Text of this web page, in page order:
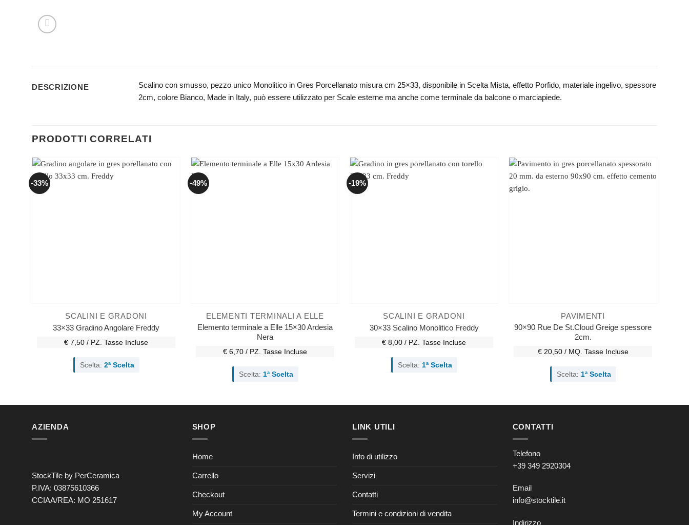
DESCRIZIONE
Scalino con smusso, pezzo unico Monolitico in Gres Porcellanato misura cm 25×33, disponibile in Scelta Mista, effetto Porfido, materiale ingelivo, spessore
2cm, colore Bianco, Made in Italy, può essere utilizzato per Scale esterne ma anche come terminale da balcone o marciapiede.
PRODOTTI CORRELATI
-33%
SCALINI E GRADONI
33×33 Gradino Angolare Freddy
€ 7,50 / PZ. Tasse Incluse
Scelta: 2ª Scelta
-49%
ELEMENTI TERMINALI A ELLE
Elemento terminale a Elle 15×30 Ardesia
Nera
€ 6,70 / PZ. Tasse Incluse
Scelta: 1ª Scelta
-19%
SCALINI E GRADONI
30×33 Scalino Monolitico Freddy
€ 8,00 / PZ. Tasse Incluse
Scelta: 1ª Scelta
PAVIMENTI
90×90 Rue De St.Cloud Greige spessore
2cm.
€ 20,50 / MQ. Tasse Incluse
Scelta: 1ª Scelta
AZIENDA
StockTile by PerCeramica
P.IVA: 03875610366
CCIAA/REA: MO 251617
SHOP
Home
Carrello
Checkout
My Account
LINK UTILI
Info di utilizzo
Servizi
Contatti
Termini e condizioni di vendita
CONTATTI
Telefono
+39 349 2920304
Email
info@stocktile.it
Indirizzo